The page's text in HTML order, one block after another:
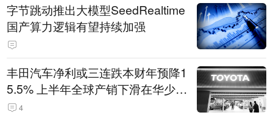
字节跳动推出大模型SeedRealtime
国产算力逻辑有望持续加强
丰田汽车净利或三连跌本财年预降1
5.5% 上半年全球产销下滑在华少卖
14.3万辆
4